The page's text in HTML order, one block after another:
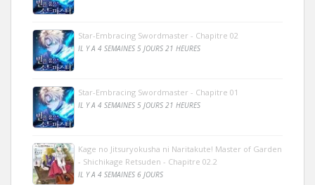
Star-Embracing Swordmaster - Chapitre 02
IL Y A 4 SEMAINES 5 JOURS 21 HEURES
Star-Embracing Swordmaster - Chapitre 01
IL Y A 4 SEMAINES 5 JOURS 21 HEURES
Kage no Jitsuryokusha ni Naritakute! Master of Garden
- Shichikage Retsuden - Chapitre 02.2
IL Y A 4 SEMAINES 6 JOURS